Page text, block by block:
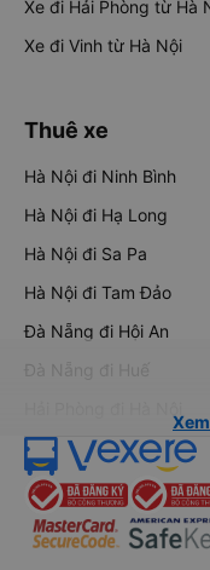
Xe đi Hải Phòng từ Hà
Xe đi Vinh từ Hà Nội
Thuê xe
Hà Nội đi Ninh Bình
Hà Nội đi Hạ Long
Hà Nội đi Sa Pa
Hà Nội đi Tam Đảo
Đà Nẵng đi Hội An
Đà Nẵng đi Huế